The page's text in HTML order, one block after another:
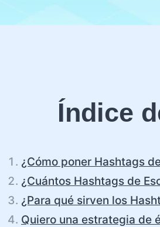
Índice
¿Cómo poner Hashtags
¿Cuántos Hashtags de
¿Para qué sirven los
Quiero una estrategia de